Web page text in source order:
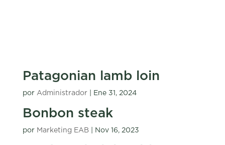
Patagonian lamb loin
por Administrador| Ene 31, 2024
Bonbon steak
por Marketing EAB| Nov 16, 2023